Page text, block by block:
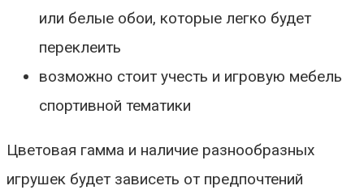
или белые обои, которые легко будет
переклеить
возможно стоит учесть и игровую мебель
спортивной тематики
Цветовая гамма и наличие разнообразных
игрушек будет зависеть от предпочтений